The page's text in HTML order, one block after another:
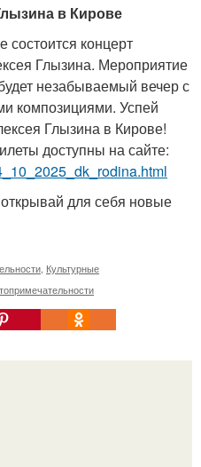
в Кирове
состоится концерт
Глызина. Мероприятие
незабываемый вечер с
композициями. Успей
Глызина в Кирове!
доступны на сайте:
для себя новые
Культурные